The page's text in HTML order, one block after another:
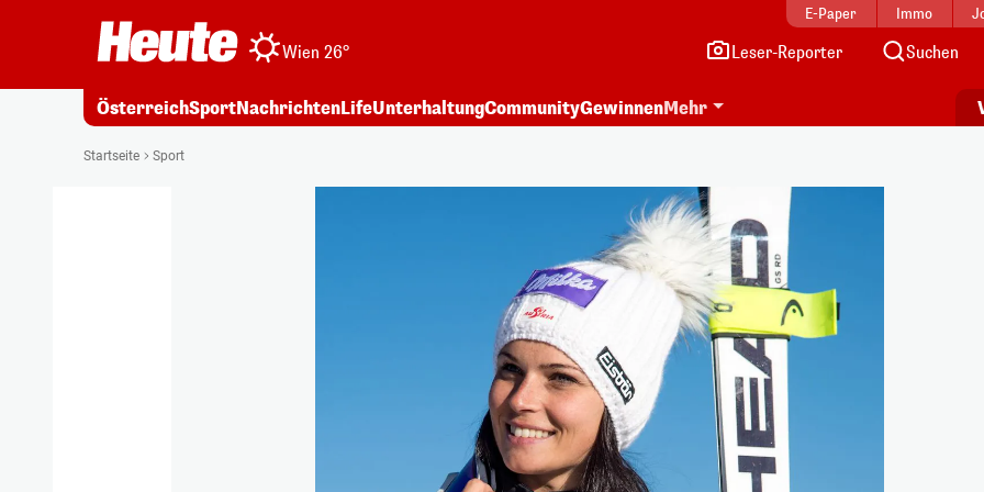
E-Paper Immo
Wien 26° Leser-Reporter Suchen
ÖsterreichSportNachrichtenLifeUnterhaltungCommunityGewinnenMehr
Startseite Sport